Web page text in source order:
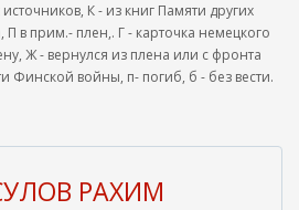
К - из книг Памяти других
в прим.- плен,. Г - карточка немецкого
Ж - вернулся из плена или с фронта
Финской войны, п- погиб, б - без вести.
РАХИМ